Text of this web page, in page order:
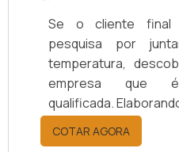
Se o cliente final
pesquisa por
temperatura,
empresa que é
qualificada.
por meio da
descobrindo a melhor
COTAR AGORA